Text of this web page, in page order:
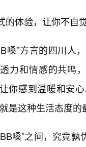
的体验，让你不自
嗓”方言的四川人
力和情感的共鸣
你感到温暖和安
是这种生活态度
嗓”之间，究竟